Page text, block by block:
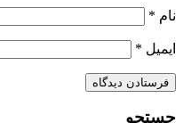
نام *
ایمیل *
جستجو